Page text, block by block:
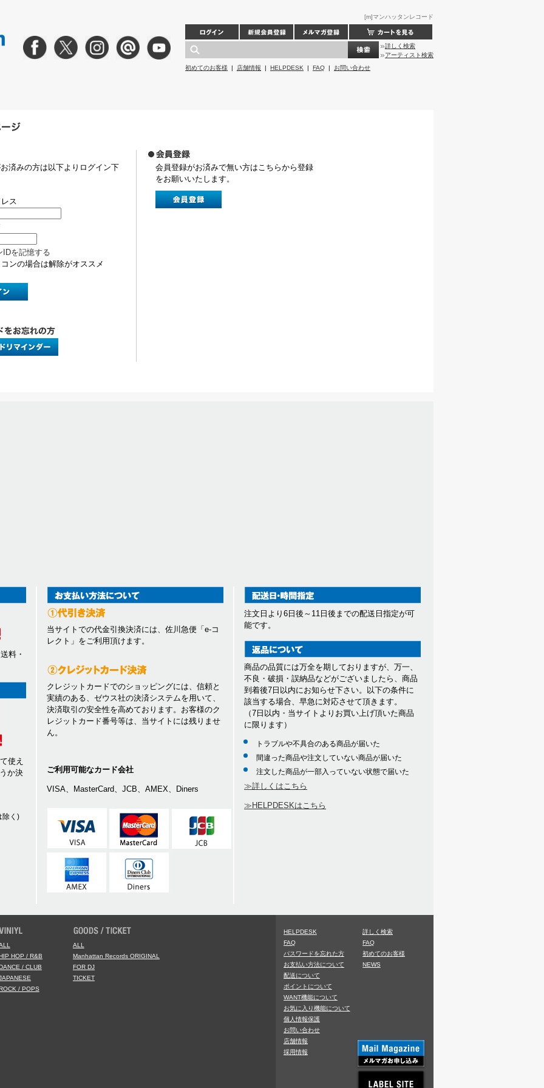
[m]マンハッタンレコード
詳しく検索
アーティスト検索
初めてのお客様 | 店舗情報 | HELPDESK | FAQ | お問い合わせ
済みの方は以下よりログイン下
ス
IDを記憶する
ンの場合は解除がオススメ
会員登録がお済みで無い方はこちらから登録
をお願いいたします。
料・
使え
か決
除く)
当サイトでの代金引換決済には、佐川急便「e-コ
レクト」をご利用頂けます。
クレジットカードでのショッピングには、信頼と
実績のある、ゼウス社の決済システムを用いて、
決済取引の安全性を高めております。お客様のク
レジットカード番号等は、当サイトには残りませ
ん。
ご利用可能なカード会社
VISA、MasterCard、JCB、AMEX、Diners
注文日より6日後～11日後までの配送日指定が可
能です。
商品の品質には万全を期しておりますが、万一、
不良・破損・誤納品などがございましたら、商品
到着後7日以内にお知らせ下さい。以下の条件に
該当する場合、早急に対応させて頂きます。
（7日以内・当サイトよりお買い上げ頂いた商品
に限ります）
トラブルや不具合のある商品が届いた
間違った商品や注文していない商品が届いた
注文した商品が一部入っていない状態で届いた
≫詳しくはこちら
≫HELPDESKはこちら
HOP / R&B
/ CLUB
/ POPS
ALL
Manhattan Records ORIGINAL
FOR DJ
TICKET
HELPDESK
FAQ
パスワードを忘れた方
お支払い方法について
配送について
ポイントについて
WANT機能について
お気に入り機能について
個人情報保護
お問い合わせ
店舗情報
採用情報
詳しく検索
FAQ
初めてのお客様
NEWS